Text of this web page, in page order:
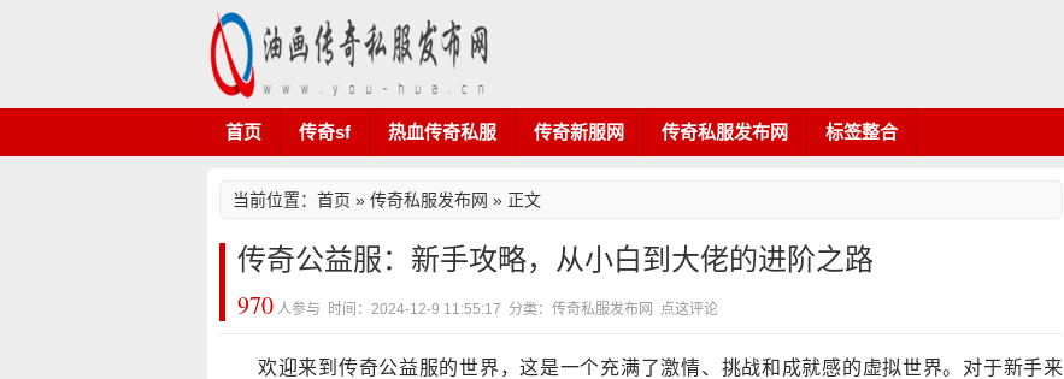
首页 传奇sf 热血传奇私服 传奇新服网 传奇私服发布网 标签整合
当前位置： 首页 » 传奇私服发布网 » 正文
传奇公益服：新手攻略，从小白到大佬的进阶之路
970 人参与 时间：2024-12-9 11:55:17 分类：传奇私服发布网 点这评论
欢迎来到传奇公益服的世界，这是一个充满了激情、挑战和成就感的虚拟世界。对于新手来